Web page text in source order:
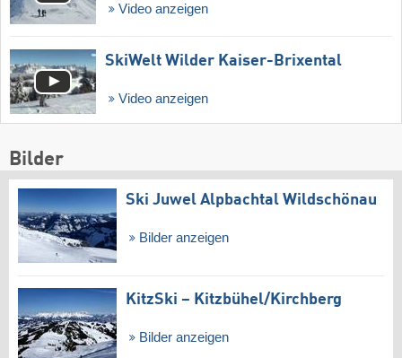
Video anzeigen
SkiWelt Wilder Kaiser-Brixental
Video anzeigen
Bilder
Ski Juwel Alpbachtal Wildschönau
Bilder anzeigen
KitzSki – Kitzbühel/​Kirchberg
Bilder anzeigen